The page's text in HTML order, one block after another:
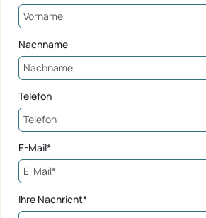
Nachname
Telefon
E-Mail*
Ihre Nachricht*